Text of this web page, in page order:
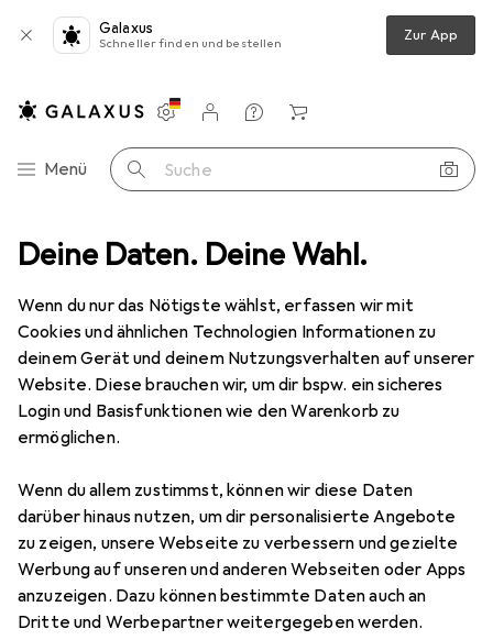
Deine Daten. Deine Wahl.
Wenn du nur das Nötigste wählst, erfassen wir mit
Cookies und ähnlichen Technologien Informationen zu
deinem Gerät und deinem Nutzungsverhalten auf unserer
Website. Diese brauchen wir, um dir bspw. ein sicheres
Login und Basisfunktionen wie den Warenkorb zu
ermöglichen.
Wenn du allem zustimmst, können wir diese Daten
darüber hinaus nutzen, um dir personalisierte Angebote
zu zeigen, unsere Webseite zu verbessern und gezielte
Werbung auf unseren und anderen Webseiten oder Apps
anzuzeigen. Dazu können bestimmte Daten auch an
Dritte und Werbepartner weitergegeben werden.
Galaxus
Schneller finden und bestellen Zur App
Navigation nach Kategorien
Menü Suche
Einstellungen
Kundenkonto
Vergleichslisten
Merklisten
Warenkorb
Smartphone Schutzfolie Dipos Displayschutzfolie Antireflex
6 Bilder
DiposDisplayschutzfolie Antireflex
Preis in EUR inkl. MwSt.
EUR
5,89
Bewertungen Marke
Mehr von Dipos